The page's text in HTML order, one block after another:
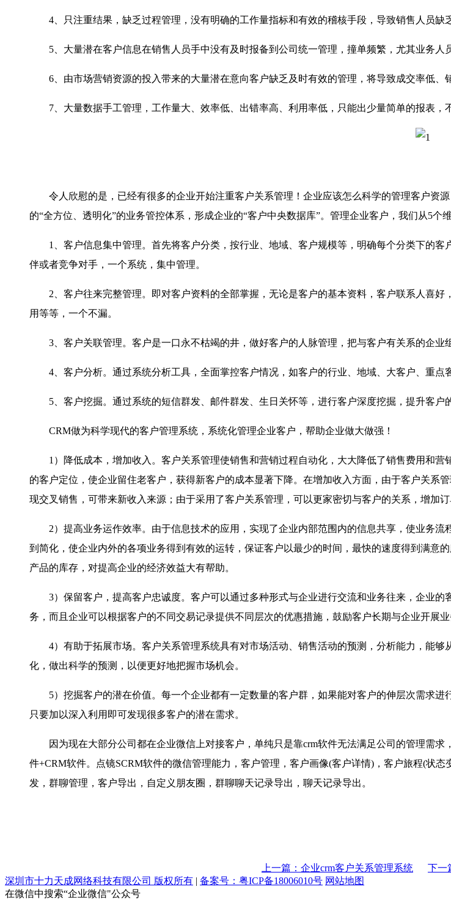
4、只注重结果，缺乏过程管理，没有明确的工作量指标和有效的稽核手段，导致销售人员
5、大量潜在客户信息在销售人员手中没有及时报备到公司统一管理，撞单频繁，尤其业务人
6、由市场营销资源的投入带来的大量潜在意向客户缺乏及时有效的管理，将导致成交率低、
7、大量数据手工管理，工作量大、效率低、出错率高、利用率低，只能出少量简单的报表
令人欣慰的是，已经有很多的企业开始注重客户关系管理！企业应该怎么科学的管理客户资源
的“全方位、透明化”的业务管控体系，形成企业的“客户中央数据库”。管理企业客户，我们从5个
1、客户信息集中管理。首先将客户分类，按行业、地域、客户规模等，明确每个分类下的
伴或者竞争对手，一个系统，集中管理。
2、客户往来完整管理。即对客户资料的全部掌握，无论是客户的基本资料，客户联系人喜
用等等，一个不漏。
3、客户关联管理。客户是一口永不枯竭的井，做好客户的人脉管理，把与客户有关系的企
4、客户分析。通过系统分析工具，全面掌控客户情况，如客户的行业、地域、大客户、重点
5、客户挖掘。通过系统的短信群发、邮件群发、生日关怀等，进行客户深度挖掘，提升客户
CRM做为科学现代的客户管理系统，系统化管理企业客户，帮助企业做大做强！
1）降低成本，增加收入。客户关系管理使销售和营销过程自动化，大大降低了销售费用和
的客户定位，使企业留住老客户，获得新客户的成本显著下降。在增加收入方面，由于客户关
现交叉销售，可带来新收入来源；由于采用了客户关系管理，可以更家密切与客户的关系，增加
2）提高业务运作效率。由于信息技术的应用，实现了企业内部范围内的信息共享，使业务
到简化，使企业内外的各项业务得到有效的运转，保证客户以最少的时间，最快的速度得到满意
产品的库存，对提高企业的经济效益大有帮助。
3）保留客户，提高客户忠诚度。客户可以通过多种形式与企业进行交流和业务往来，企业
务，而且企业可以根据客户的不同交易记录提供不同层次的优惠措施，鼓励客户长期与企业开展业
4）有助于拓展市场。客户关系管理系统具有对市场活动、销售活动的预测，分析能力，能
化，做出科学的预测，以便更好地把握市场机会。
5）挖掘客户的潜在价值。每一个企业都有一定数量的客户群，如果能对客户的伸层次需求
只要加以深入利用即可发现很多客户的潜在需求。
因为现在大部分公司都在企业微信上对接客户，单纯只是靠crm软件无法满足公司的管理需求
件+CRM软件。点镜SCRM软件的微信管理能力，客户管理，客户画像(客户详情) ，客户旅程(状态
发，群聊管理，客户导出，自定义朋友圈，群聊聊天记录导出，聊天记录导出。
上一篇：企业crm客户关系管理系统
下一
深圳市十力天成网络科技有限公司 版权所有 | 备案号：粤ICP备18006010号 网站地图
在微信中搜索“企业微信"公众号